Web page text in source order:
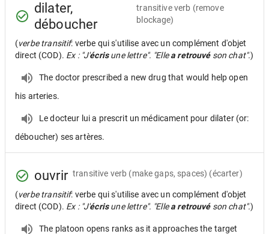
dilater,
déboucher
transitive verb (remove
blockage)
(verbe transitif: verbe qui s'utilise avec un complément d'objet
direct (COD). Ex : "J'écrisune lettre". "Ellea retrouvéson chat".)
The doctor prescribed a new drug that would help open
his arteries.
Le docteur lui a prescrit un médicament pour dilater (or:
déboucher) ses artères.
ouvrir transitive verb (make gaps, spaces) (écarter)
(verbe transitif: verbe qui s'utilise avec un complément d'objet
direct (COD). Ex : "J'écrisune lettre". "Ellea retrouvéson chat".)
The platoon opens ranks as it approaches the target